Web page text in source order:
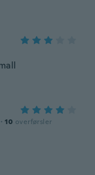
· 10 overførsler